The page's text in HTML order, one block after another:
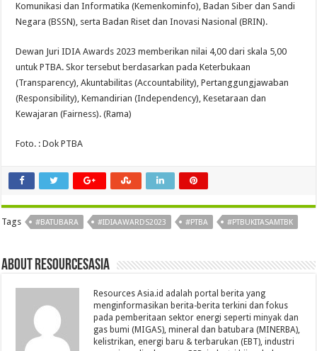
Komunikasi dan Informatika (Kemenkominfo), Badan Siber dan Sandi
Negara (BSSN), serta Badan Riset dan Inovasi Nasional (BRIN).
Dewan Juri IDIA Awards 2023 memberikan nilai 4,00 dari skala 5,00
untuk PTBA. Skor tersebut berdasarkan pada Keterbukaan
(Transparency), Akuntabilitas (Accountability), Pertanggungjawaban
(Responsibility), Kemandirian (Independency), Kesetaraan dan
Kewajaran (Fairness). (Rama)
Foto. : Dok PTBA
Tags #BATUBARA #IDIAAWARDS2023 #PTBA #PTBUKITASAMTBK
About Resourcesasia
Resources Asia.id adalah portal berita yang
menginformasikan berita-berita terkini dan fokus
pada pemberitaan sektor energi seperti minyak dan
gas bumi (MIGAS), mineral dan batubara (MINERBA),
kelistrikan, energi baru & terbarukan (EBT), industri